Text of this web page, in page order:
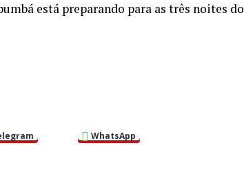
está preparando para as três noites do
WhatsApp